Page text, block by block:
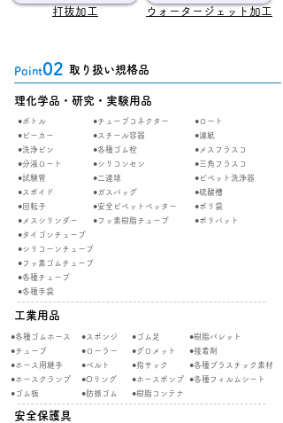
打抜加工 ウォータージェット加工
Point02 取り扱い規格品
理化学品・研究・実験用品
●ボトル
●ビーカー
●洗浄ビン
●分液ロート
●試験管
●スポイド
●回転子
​●メスシリンダー
●チューブコネクター
●スチール容器
●各種ゴム栓
●シリコンセン
​●二連球
●ガスバッグ
●安全ピペットペッター
​●フッ素樹脂チューブ
●ロート
●濾紙
●メスフラスコ
●三角フラスコ
●ピペット洗浄器
●硫酸槽
●ポリ袋
​●ポリバット
●タイゴンチューブ
●シリコーンチューブ
●フッ素ゴムチューブ
●各種チューブ
​●各種手袋
工業用品
●各種ゴムホース
●チューブ
●ホース用継手
●ホースクランプ
​●ゴム板
●スポンジ
●ローラー
●ベルト
●Oリング
​●防振ゴム
●ゴム足
●グロメット
●指サック
●ホースポンプ
​●樹脂コンテナ
●樹脂パレット
●接着剤
●各種プラスチック素材
●​各種フィルムシート
安全保護具